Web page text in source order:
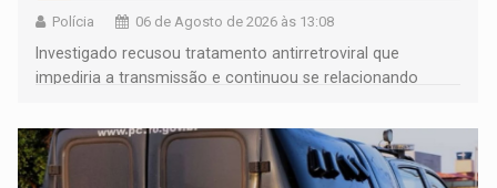
Polícia 06 de Agosto de 2026 às 13:08
Investigado recusou tratamento antirretroviral que
impediria a transmissão e continuou se relacionando